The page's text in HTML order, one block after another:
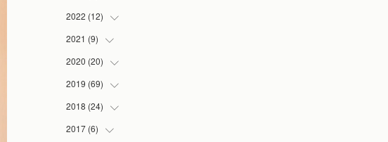
(1
(3
(
)
(1
(
)
(1
(2
(
)
(3
2022 (12)
(
)
(1
(1
(1
(
)
2021 (9)
(1
(2
(2
(
)
2020 (20)
(1
(7
(
)
2019 (69)
(20
)
(
)
2018 (24)
(
)
2017 (6)